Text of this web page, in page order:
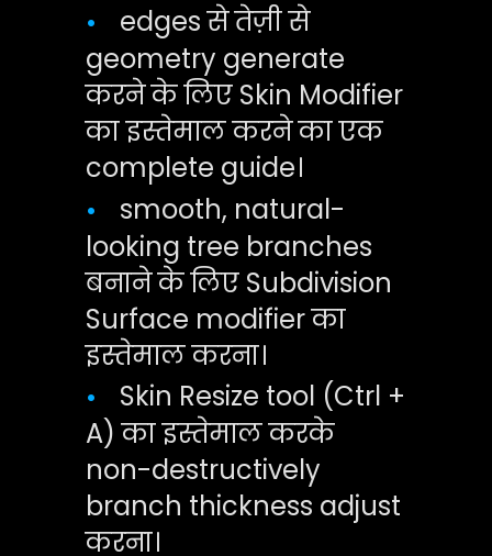
•
edges से तेज़ी से
geometry generate
करने के लिए Skin Modifier
का इस्तेमाल करने का एक
complete guide।
•
smooth, natural-
looking tree branches
बनाने के लिए Subdivision
Surface modifier का
इस्तेमाल करना।
•
Skin Resize tool (Ctrl +
A) का इस्तेमाल करके
non-destructively
branch thickness adjust
करना।